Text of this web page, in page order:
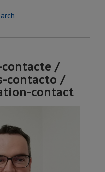
contacte /
contacto /
contact